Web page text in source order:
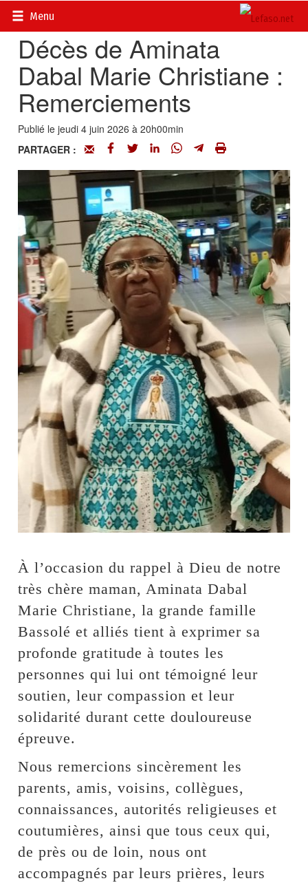
Menu
Accueil>
Décès de Aminata
Dabal Marie Christiane :
Remerciements
Publié le jeudi 4 juin 2026 à 20h00min
PARTAGER :
À l’occasion du rappel à Dieu de notre
très chère maman, Aminata Dabal
Marie Christiane, la grande famille
Bassolé et alliés tient à exprimer sa
profonde gratitude à toutes les
personnes qui lui ont témoigné leur
soutien, leur compassion et leur
solidarité durant cette douloureuse
épreuve.
Nous remercions sincèrement les
parents, amis, voisins, collègues,
connaissances, autorités religieuses et
coutumières, ainsi que tous ceux qui,
de près ou de loin, nous ont
accompagnés par leurs prières, leurs